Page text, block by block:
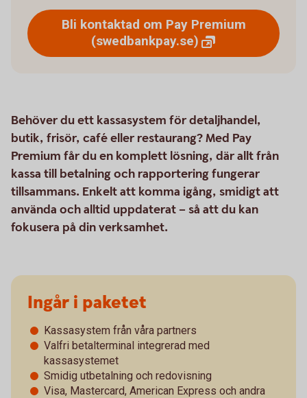
Bli kontaktad om Pay Premium
(swedbankpay.se)
Behöver du ett kassasystem för detaljhandel,
butik, frisör, café eller restaurang? Med Pay
Premium får du en komplett lösning, där allt från
kassa till betalning och rapportering fungerar
tillsammans. Enkelt att komma igång, smidigt att
använda och alltid uppdaterat – så att du kan
fokusera på din verksamhet.
Ingår i paketet
Kassasystem från våra partners
Valfri betalterminal integrerad med
kassasystemet
Smidig utbetalning och redovisning
Visa, Mastercard, American Express och andra